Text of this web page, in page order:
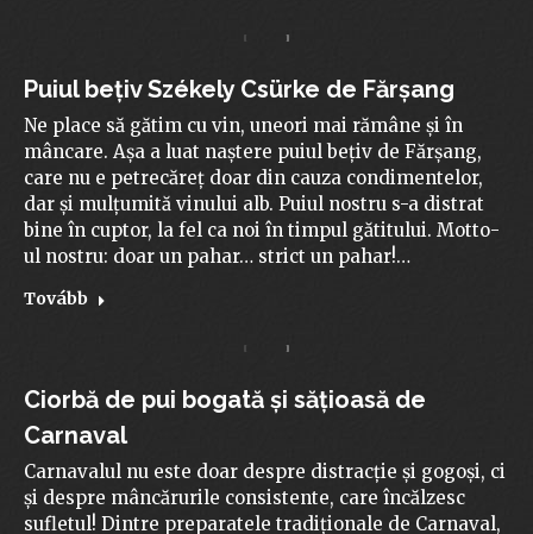
Puiul bețiv Székely Csürke de Fărșang
Ne place să gătim cu vin, uneori mai rămâne și în
mâncare. Așa a luat naștere puiul bețiv de Fărșang,
care nu e petrecăreț doar din cauza condimentelor,
dar și mulțumită vinului alb. Puiul nostru s-a distrat
bine în cuptor, la fel ca noi în timpul gătitului. Motto-
ul nostru: doar un pahar… strict un pahar!…
Tovább
Ciorbă de pui bogată și sățioasă de
Carnaval
Carnavalul nu este doar despre distracție și gogoși, ci
și despre mâncărurile consistente, care încălzesc
sufletul! Dintre preparatele tradiționale de Carnaval,